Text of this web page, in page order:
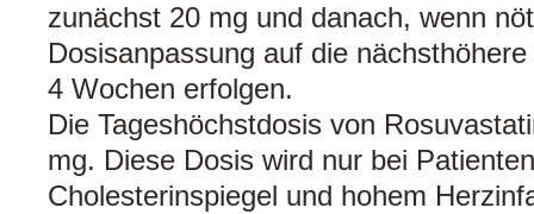
zunächst 20 mg und danach, wenn
Dosisanpassung auf die
4 Wochen erfolgen.
Die Tageshöchstdosis von
mg. Diese Dosis wird nur bei
Cholesterinspiegel und hohem